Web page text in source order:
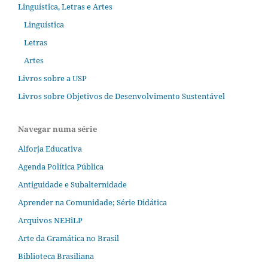
Linguística, Letras e Artes
Linguística
Letras
Artes
Livros sobre a USP
Livros sobre Objetivos de Desenvolvimento Sustentável
Navegar numa série
Alforja Educativa
Agenda Política Pública
Antiguidade e Subalternidade
Aprender na Comunidade; Série Didática
Arquivos NEHiLP
Arte da Gramática no Brasil
Biblioteca Brasiliana